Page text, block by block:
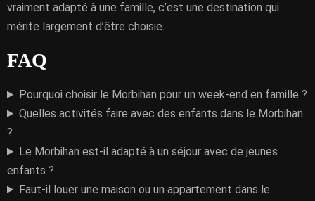
vraiment adapté à une famille, c’est une destination qui
mérite largement d’être choisie.
FAQ
Pourquoi choisir le Morbihan pour un week-end en famille ?
Quelles activités faire avec des enfants dans le Morbihan
?
Le Morbihan est-il adapté à un séjour avec de jeunes
enfants ?
Faut-il louer une maison ou un appartement dans le